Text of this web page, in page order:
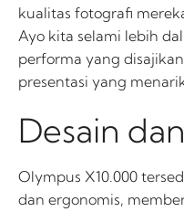
kualitas fotografi
Ayo kita selami lebih
performa yang
presentasi yang
Desain
Olympus X10.000
dan ergonomis,